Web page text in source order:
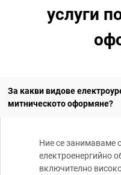
услуги
За какви видове
митническото оформяне?
Ние се занимаваме
електроенергийно
включително